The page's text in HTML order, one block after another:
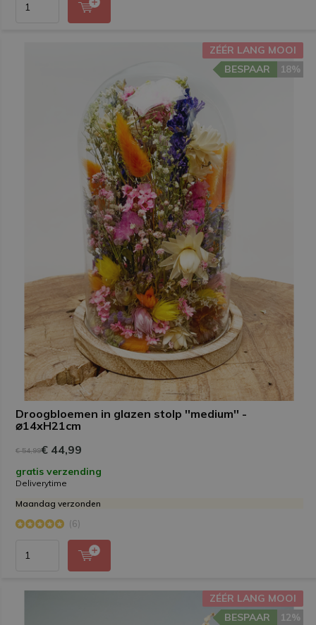
Droogbloemen in glazen stolp ''medium'' -
⌀14xH21cm
ZÉÉR LANG MOOI
18%
BESPAAR
€ 54,99€ 44,99
gratis verzending
Deliverytime
Maandag verzonden
(6)
ZÉÉR LANG MOOI
12%
BESPAAR